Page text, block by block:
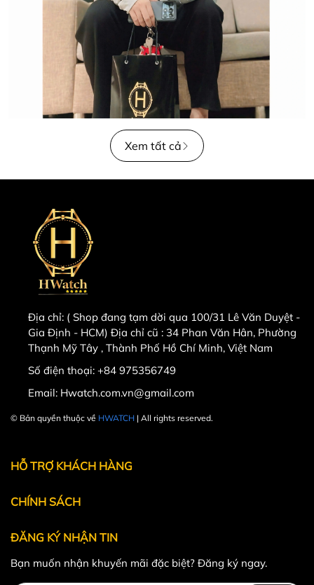
Xem tất cả
Địa chỉ: ( Shop đang tạm dời qua 100/31 Lê Văn Duyệt -
Gia Định - HCM) Địa chỉ cũ : 34 Phan Văn Hân, Phường
Thạnh Mỹ Tây , Thành Phố Hồ Chí Minh, Việt Nam
Số điện thoại: +84 975356749
Email: Hwatch.com.vn@gmail.com
© Bản quyền thuộc về HWATCH | All rights reserved.
HỖ TRỢ KHÁCH HÀNG
CHÍNH SÁCH
ĐĂNG KÝ NHẬN TIN
Bạn muốn nhận khuyến mãi đặc biệt? Đăng ký ngay.